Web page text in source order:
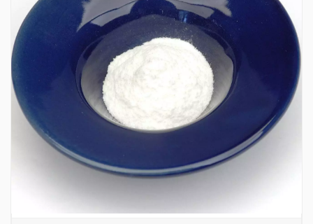
Fabricante De Cloruro De Sodio Y Sulfato
De D-Glucosamina CAS 38899-05-7
La sal sódica del sulfato de glucosamina, también conocida como sal
compleja de sal de cloruro sódico de sulfato 2-amino-2-desoxi d-glucosa,
es el tratamiento y la prevención de los medicamentos para la osteoartritis.
38899-05-7
EINECS : 609-596-2
TOPINCHEM®